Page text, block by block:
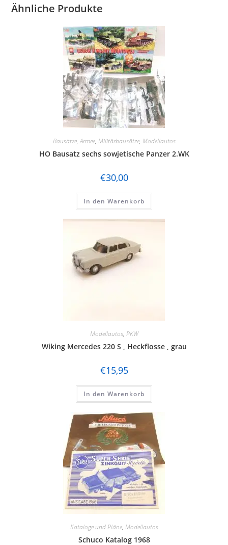
Ähnliche Produkte
Bausätze,Armee, Militärbausätze, Modellautos
HO Bausatz sechs sowjetische Panzer 2.WK
€30,00
In den Warenkorb
Modellautos, PKW
Wiking Mercedes 220 S , Heckflosse , grau
€15,95
In den Warenkorb
Kataloge und Pläne, Modellautos
Schuco Katalog 1968